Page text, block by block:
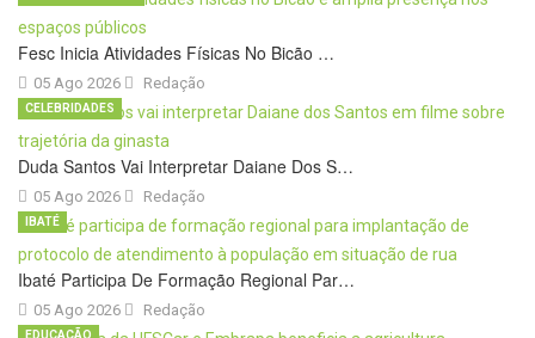
Fesc Inicia Atividades Físicas No Bicão …
05 Ago 2026 Redação
Duda Santos Vai Interpretar Daiane Dos S…
05 Ago 2026
CELEBRIDADES
Redação
Ibaté Participa De Formação Regional Par…
05 Ago 2026
IBATÉ
Redação
EDUCAÇÃO